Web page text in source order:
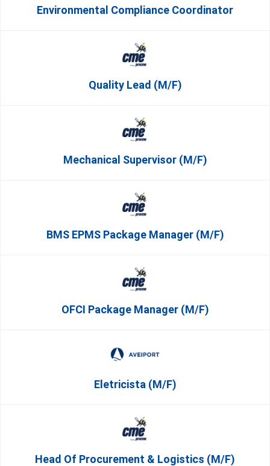
Environmental Compliance Coordinator
Quality Lead (m/f)
Mechanical Supervisor (m/f)
BMS EPMS Package Manager (m/f)
OFCI Package Manager (m/f)
Eletricista (m/f)
Head Of Procurement & Logistics (m/f)